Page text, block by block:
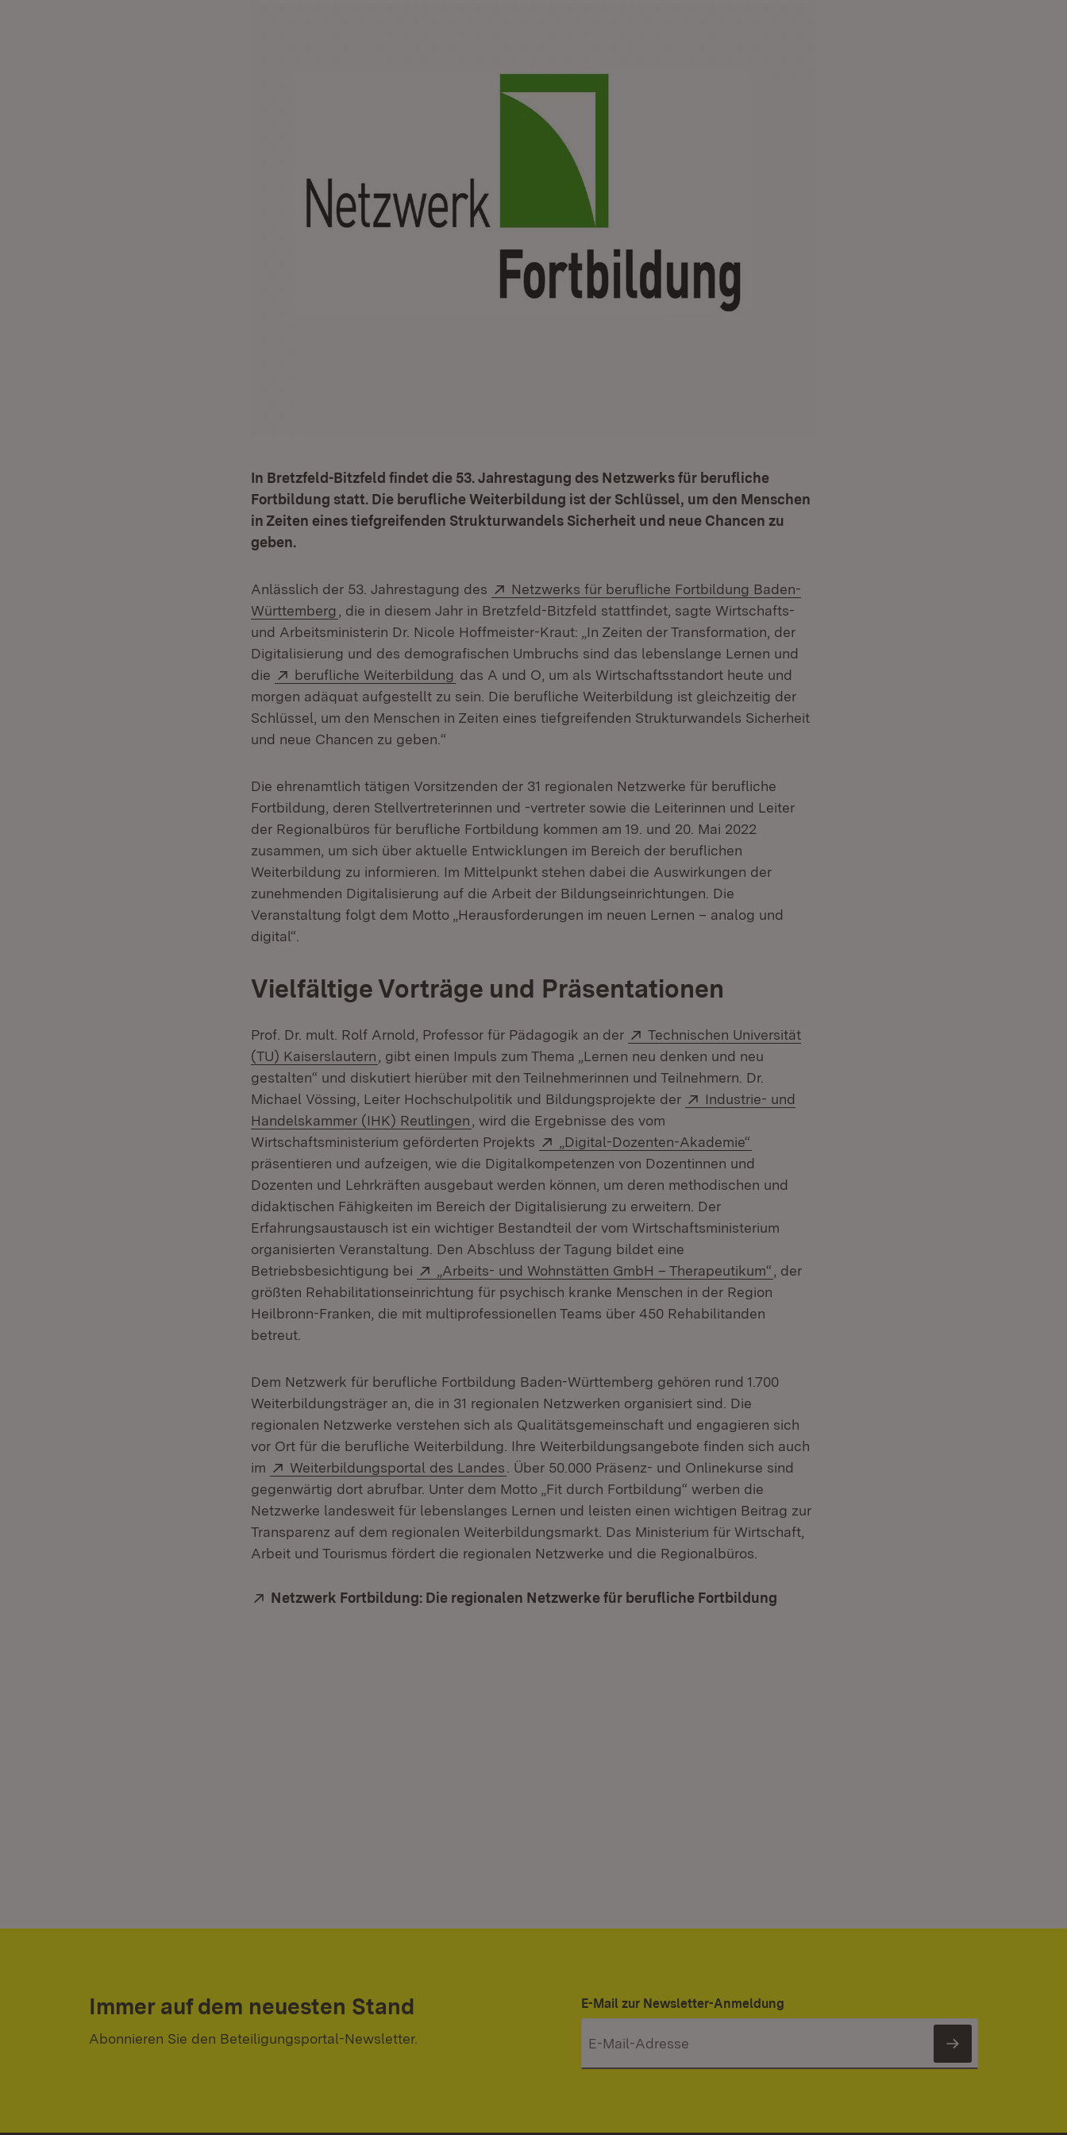
In Bretzfeld-Bitzfeld findet die 53. Jahrestagung des Netzwerks für berufliche
Fortbildung statt. Die berufliche Weiterbildung ist der Schlüssel, um den Menschen
in Zeiten eines tiefgreifenden Strukturwandels Sicherheit und neue Chancen zu
geben.
Anlässlich der 53. Jahrestagung des Extern:
Netzwerks für berufliche Fortbildung Baden-
Württemberg (Öffnet in neuem Fenster)
, die in diesem Jahr in Bretzfeld-Bitzfeld stattfindet, sagte Wirtschafts-
und Arbeitsministerin Dr. Nicole Hoffmeister-Kraut: „In Zeiten der Transformation, der
Digitalisierung und des demografischen Umbruchs sind das lebenslange Lernen und
die
Extern:
berufliche Weiterbildung (Öffnet in neuem Fenster)
das A und O, um als Wirtschaftsstandort heute und
morgen adäquat aufgestellt zu sein. Die berufliche Weiterbildung ist gleichzeitig der
Schlüssel, um den Menschen in Zeiten eines tiefgreifenden Strukturwandels Sicherheit
und neue Chancen zu geben.“
Die ehrenamtlich tätigen Vorsitzenden der 31 regionalen Netzwerke für berufliche
Fortbildung, deren Stellvertreterinnen und -vertreter sowie die Leiterinnen und Leiter
der Regionalbüros für berufliche Fortbildung kommen am 19. und 20. Mai 2022
zusammen, um sich über aktuelle Entwicklungen im Bereich der beruflichen
Weiterbildung zu informieren. Im Mittelpunkt stehen dabei die Auswirkungen der
zunehmenden Digitalisierung auf die Arbeit der Bildungseinrichtungen. Die
Veranstaltung folgt dem Motto „Herausforderungen im neuen Lernen – analog und
digital“.
Vielfältige Vorträge und Präsentationen
Prof. Dr. mult. Rolf Arnold, Professor für Pädagogik an der Extern:
Technischen Universität
(TU) Kaiserslautern (Öffnet in neuem Fenster)
, gibt einen Impuls zum Thema „Lernen neu denken und neu
gestalten“ und diskutiert hierüber mit den Teilnehmerinnen und Teilnehmern. Dr.
Michael Vössing, Leiter Hochschulpolitik und Bildungsprojekte der
Extern:
Industrie- und
Handelskammer (IHK) Reutlingen (Öffnet in neuem Fenster)
, wird die Ergebnisse des vom
Wirtschaftsministerium geförderten Projekts
Extern:
„Digital-Dozenten-Akademie“
präsentieren und aufzeigen, wie die Digitalkompetenzen von Dozentinnen und
Dozenten und Lehrkräften ausgebaut werden können, um deren methodischen und
didaktischen Fähigkeiten im Bereich der Digitalisierung zu erweitern. Der
Erfahrungsaustausch ist ein wichtiger Bestandteil der vom Wirtschaftsministerium
organisierten Veranstaltung. Den Abschluss der Tagung bildet eine
Betriebsbesichtigung bei
Extern:
„Arbeits- und Wohnstätten GmbH – Therapeutikum“ (Öffnet in neuem Fenster)
, der
größten Rehabilitationseinrichtung für psychisch kranke Menschen in der Region
Heilbronn-Franken, die mit multiprofessionellen Teams über 450 Rehabilitanden
betreut.
Dem Netzwerk für berufliche Fortbildung Baden-Württemberg gehören rund 1.700
Weiterbildungsträger an, die in 31 regionalen Netzwerken organisiert sind. Die
regionalen Netzwerke verstehen sich als Qualitätsgemeinschaft und engagieren sich
vor Ort für die berufliche Weiterbildung. Ihre Weiterbildungsangebote finden sich auch
im
Extern:
Weiterbildungsportal des Landes (Öffnet in neuem Fenster)
. Über 50.000 Präsenz- und Onlinekurse sind
gegenwärtig dort abrufbar. Unter dem Motto „Fit durch Fortbildung“ werben die
Netzwerke landesweit für lebenslanges Lernen und leisten einen wichtigen Beitrag zur
Transparenz auf dem regionalen Weiterbildungsmarkt. Das Ministerium für Wirtschaft,
Arbeit und Tourismus fördert die regionalen Netzwerke und die Regionalbüros.
Extern:
Netzwerk Fortbildung: Die regionalen Netzwerke für berufliche Fortbildung
Immer auf dem neuesten Stand
Abonnieren Sie den Beteiligungsportal-Newsletter.
E-Mail zur Newsletter-Anmeldung
Newsletter